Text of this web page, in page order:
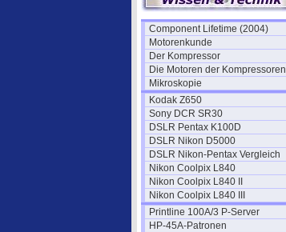
Component Lifetime (2004)
Motorenkunde
Der Kompressor
Die Motoren der Kompressoren
Mikroskopie
Kodak Z650
Sony DCR SR30
DSLR Pentax K100D
DSLR Nikon D5000
DSLR Nikon-Pentax Vergleich
Nikon Coolpix L840
Nikon Coolpix L840 II
Nikon Coolpix L840 III
Printline 100A/3 P-Server
HP-45A-Patronen